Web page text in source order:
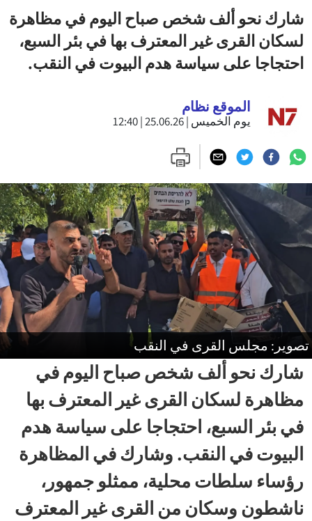
شارك نحو ألف شخص صباح اليوم في مظاهرة
لسكان القرى غير المعترف بها في بئر السبع،
احتجاجا على سياسة هدم البيوت في النقب.
الموقع نظام
يوم الخميس | 25.06.26 | 12:40
تصوير: مجلس القرى في النقب
شارك نحو ألف شخص صباح اليوم في
مظاهرة لسكان القرى غير المعترف بها
في بئر السبع، احتجاجا على سياسة هدم
البيوت في النقب. وشارك في المظاهرة
رؤساء سلطات محلية، ممثلو جمهور،
ناشطون وسكان من القرى غير المعترف